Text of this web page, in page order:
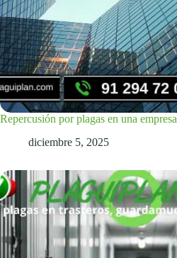
Repercusión por plagas en una empresa
diciembre 5, 2025